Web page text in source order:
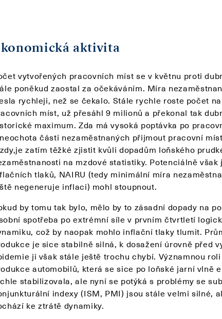
aktivita
vytvořených pracovních míst se v květnu proti
poněkud zaostal za očekáváním. Míra
rychleji, než se čekalo. Stále rychle roste počet
míst, už přesáhl 9 milionů a překonal tak
maximum. Zda má vysoká poptávka po
části nezaměstnaných přijmout pracovní
zatím těžké zjistit kvůli dopadům loňského
na mzdové statistiky. Potenciálně však
tlaků, NAIRU (tedy minimální míra
negeneruje inflaci) mohl stoupnout.
by tomu tak bylo, mělo by to zásadní dopady na
spotřeba po extrémní síle v prvním čtvrtletí
což by naopak mohlo inflační tlaky tlumit.
je sice stabilně silná, k dosažení úrovně před
ji však stále ještě trochu chybí. Významnou
automobilů, která se sice po loňské jarní vlně
stabilizovala, ale nyní se potýká s problémy se
indexy (ISM, PMI) jsou stále velmi silné,
ke ztrátě dynamiky.